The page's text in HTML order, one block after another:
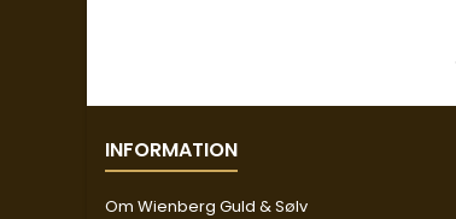
INFORMATION
Om Wienberg Guld & Sølv